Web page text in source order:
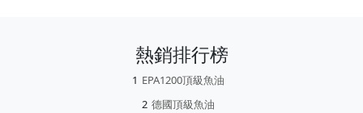
熱銷排行榜
EPA1200頂級魚油
德國頂級魚油